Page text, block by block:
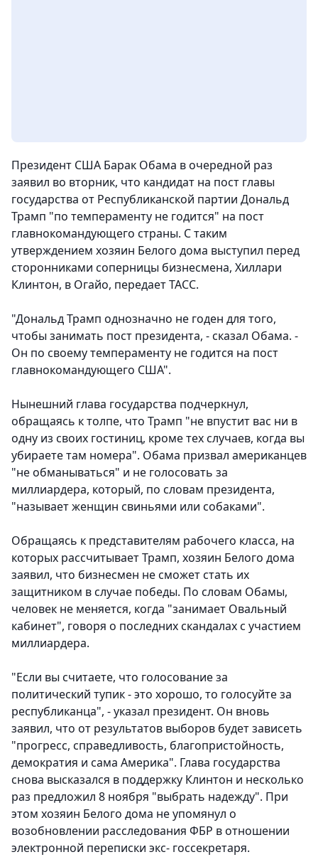
Президент США Барак Обама в очередной раз
заявил во вторник, что кандидат на пост главы
государства от Республиканской партии Дональд
Трамп "по темпераменту не годится" на пост
главнокомандующего страны. С таким
утверждением хозяин Белого дома выступил перед
сторонниками соперницы бизнесмена, Хиллари
Клинтон, в Огайо, передает ТАСС.
"Дональд Трамп однозначно не годен для того,
чтобы занимать пост президента, - сказал Обама. -
Он по своему темпераменту не годится на пост
главнокомандующего США".
Нынешний глава государства подчеркнул,
обращаясь к толпе, что Трамп "не впустит вас ни в
одну из своих гостиниц, кроме тех случаев, когда вы
убираете там номера". Обама призвал американцев
"не обманываться" и не голосовать за
миллиардера, который, по словам президента,
"называет женщин свиньями или собаками".
Обращаясь к представителям рабочего класса, на
которых рассчитывает Трамп, хозяин Белого дома
заявил, что бизнесмен не сможет стать их
защитником в случае победы. По словам Обамы,
человек не меняется, когда "занимает Овальный
кабинет", говоря о последних скандалах с участием
миллиардера.
"Если вы считаете, что голосование за
политический тупик - это хорошо, то голосуйте за
республиканца", - указал президент. Он вновь
заявил, что от результатов выборов будет зависеть
"прогресс, справедливость, благопристойность,
демократия и сама Америка". Глава государства
снова высказался в поддержку Клинтон и несколько
раз предложил 8 ноября "выбрать надежду". При
этом хозяин Белого дома не упомянул о
возобновлении расследования ФБР в отношении
электронной переписки экс- госсекретаря.